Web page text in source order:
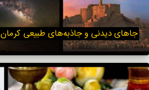
جاهای دیدنی و جاذبه‌های طبیعی کرمان